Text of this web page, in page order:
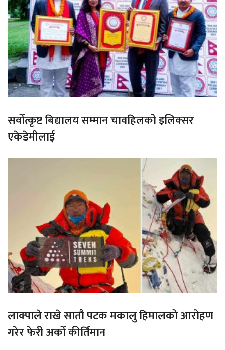
सर्वोत्कृष्ट बिद्यालय सम्मान चावहिलको इलिक्सर
एकेडेमीलाई
लाक्पाले राखे सातौ पटक मकालु हिमालको आरोहण
गरेर फेरी अर्को कीर्तिमान